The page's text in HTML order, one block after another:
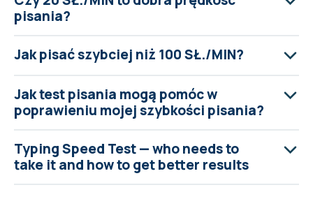
pisania?
Jak pisać szybciej niż 100 SŁ./MIN?
Jak test pisania mogą pomóc w
poprawieniu mojej szybkości pisania?
Typing Speed Test — who needs to
take it and how to get better results